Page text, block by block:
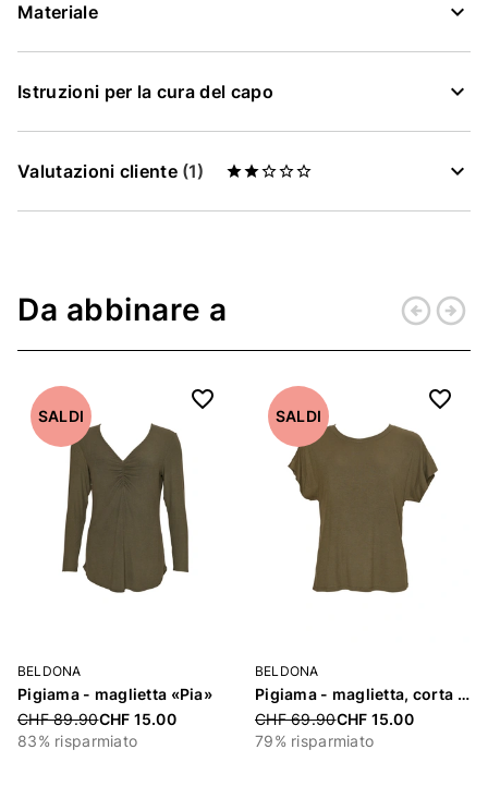
Materiale
Istruzioni per la cura del capo
Valutazioni cliente (1)
Da abbinare a arrow_circle_leftarrow_circle_right
SALDI
BELDONA
Pigiama - maglietta «Pia»
Price reduced from
CHF 89.90CHF 15.00
83% risparmiato
SALDI
BELDONA
Pigiama - maglietta, corta «Pia»
Price reduced from
CHF 69.90CHF 15.00
79% risparmiato